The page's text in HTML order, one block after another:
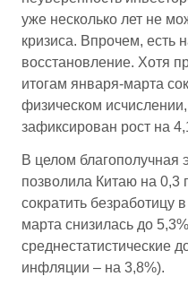
уже несколько лет не
кризиса. Впрочем, есть
восстановление. Хотя
итогам января-марта
физическом
зафиксирован рост на
В целом благополучная
позволила Китаю на 0,3
сократить безработицу
марта снизилась до
среднестатистические
инфляции – на 3,8%).